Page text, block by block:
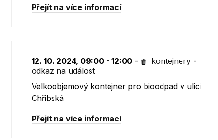
Přejít na více informací
12. 10. 2024, 09:00 - 12:00 - kontejnery -
odkaz na událost
Velkoobjemový kontejner pro bioodpad v ulici
Chřibská
Přejít na více informací